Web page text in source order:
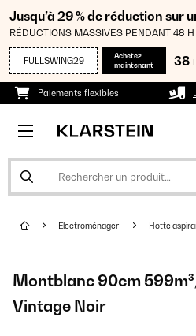
Jusqu’à 29 % de réduction sur
RÉDUCTIONS MASSIVES PENDANT 48
FULLSWING29
Achetez
maintenant
38
Paiements flexibles
Electroménager Hotte
Montblanc 90cm
Vintage Noir